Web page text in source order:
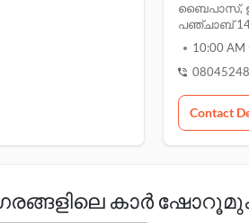
ബൈപാസ്,
പഞ്ചാബ്
10:00 AM
Contact
കാർ